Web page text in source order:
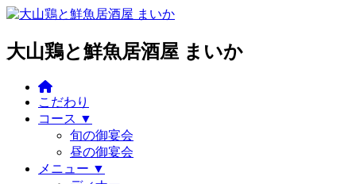
大山鶏と鮮魚居酒屋 まいか
こだわり
コース ▼
旬の御宴会
昼の御宴会
メニュー ▼